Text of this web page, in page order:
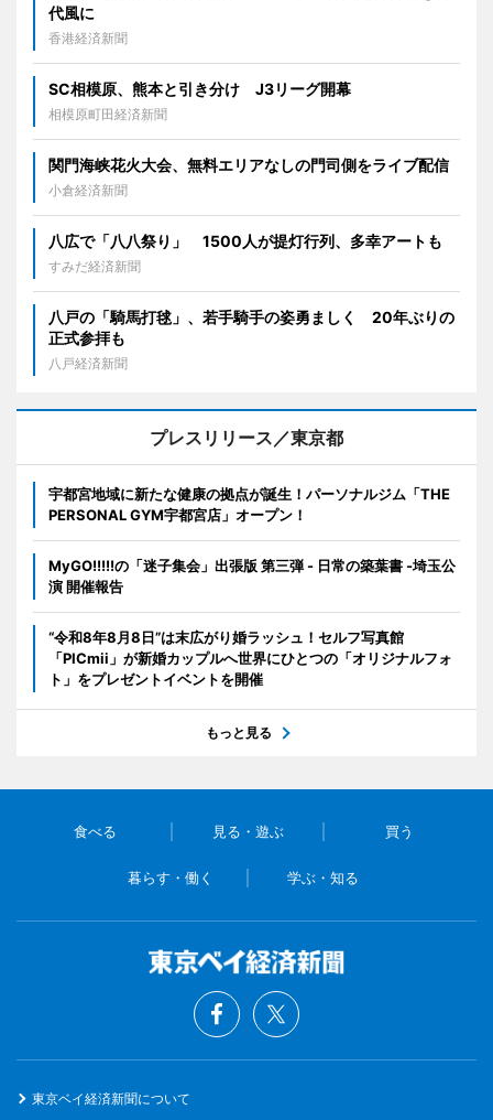
代風に
香港経済新聞
SC相模原、熊本と引き分け J3リーグ開幕
相模原町田経済新聞
関門海峡花火大会、無料エリアなしの門司側をライブ配信
小倉経済新聞
八広で「八八祭り」 1500人が提灯行列、多幸アートも
すみだ経済新聞
八戸の「騎馬打毬」、若手騎手の姿勇ましく 20年ぶりの
正式参拝も
八戸経済新聞
プレスリリース／東京都
宇都宮地域に新たな健康の拠点が誕生！パーソナルジム「THE
PERSONAL GYM宇都宮店」オープン！
MyGO!!!!!の「迷子集会」出張版 第三弾 - 日常の築葉書 -埼玉公
演 開催報告
“令和8年8月8日”は末広がり婚ラッシュ！セルフ写真館
「PICmii」が新婚カップルへ世界にひとつの「オリジナルフォ
ト」をプレゼントイベントを開催
もっと見る
食べる 見る・遊ぶ 買う
暮らす・働く 学ぶ・知る
東京ベイ経済新聞について